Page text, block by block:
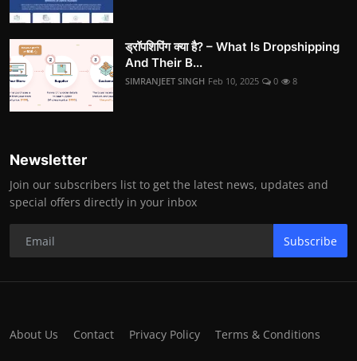
ड्रॉपशिपिंग क्या है? – What Is Dropshipping
And Their B...
SIMRANJEET SINGH Feb 10, 2025 0 8
Newsletter
Join our subscribers list to get the latest news, updates and
special offers directly in your inbox
Subscribe
About Us Contact Privacy Policy Terms & Conditions